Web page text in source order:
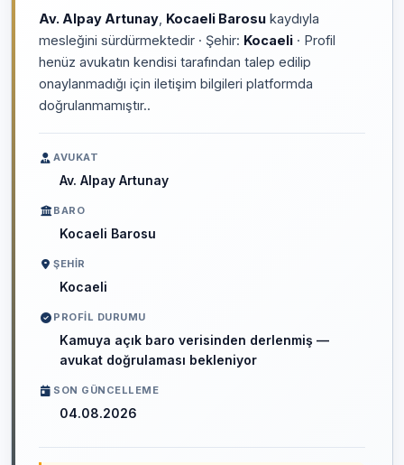
Av. Alpay Artunay Kocaeli Barosu kaydıyla
mesleğini sürdürmektedir · Şehir: Kocaeli · Profil
henüz avukatın kendisi tarafından talep edilip
onaylanmadığı için iletişim bilgileri platformda
doğrulanmamıştır..
AVUKAT
Av. Alpay Artunay
BARO
Kocaeli Barosu
ŞEHIR
Kocaeli
PROFIL DURUMU
Kamuya açık baro verisinden derlenmiş —
avukat doğrulaması bekleniyor
SON GÜNCELLEME
04.08.2026